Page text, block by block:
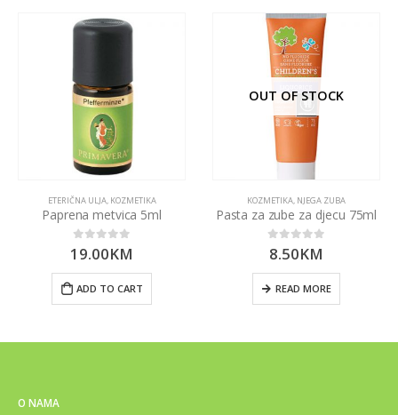
ETERIČNA ULJA, KOZMETIKA
Paprena metvica 5ml
0 out of 5
19.00KM
ADD TO CART
OUT OF STOCK
KOZMETIKA, NJEGA ZUBA
Pasta za zube za djecu 75ml
0out of 5
8.50KM
READ MORE
O NAMA